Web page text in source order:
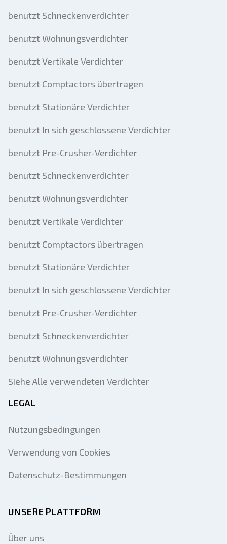
benutzt Schneckenverdichter
benutzt Wohnungsverdichter
benutzt Vertikale Verdichter
benutzt Comptactors übertragen
benutzt Stationäre Verdichter
benutzt In sich geschlossene Verdichter
benutzt Pre-Crusher-Verdichter
benutzt Schneckenverdichter
benutzt Wohnungsverdichter
benutzt Vertikale Verdichter
benutzt Comptactors übertragen
benutzt Stationäre Verdichter
benutzt In sich geschlossene Verdichter
benutzt Pre-Crusher-Verdichter
benutzt Schneckenverdichter
benutzt Wohnungsverdichter
Siehe Alle verwendeten Verdichter
LEGAL
Nutzungsbedingungen
Verwendung von Cookies
Datenschutz-Bestimmungen
UNSERE PLATTFORM
Über uns